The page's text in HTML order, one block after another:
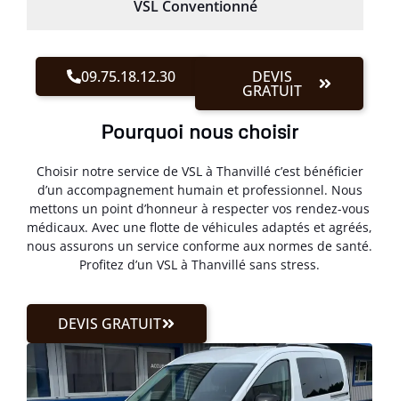
VSL Conventionné
09.75.18.12.30 DEVIS
GRATUIT
Pourquoi nous choisir
Choisir notre service de VSL à Thanvillé c’est bénéficier
d’un accompagnement humain et professionnel. Nous
mettons un point d’honneur à respecter vos rendez-vous
médicaux. Avec une flotte de véhicules adaptés et agréés,
nous assurons un service conforme aux normes de santé.
Profitez d’un VSL à Thanvillé sans stress.
DEVIS GRATUIT